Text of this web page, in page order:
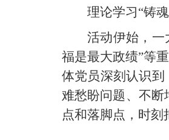
理论学习“铸
活动伊始，一
福是最大政绩”等
体党员深刻认识到
难愁盼问题、不
点和落脚点，时